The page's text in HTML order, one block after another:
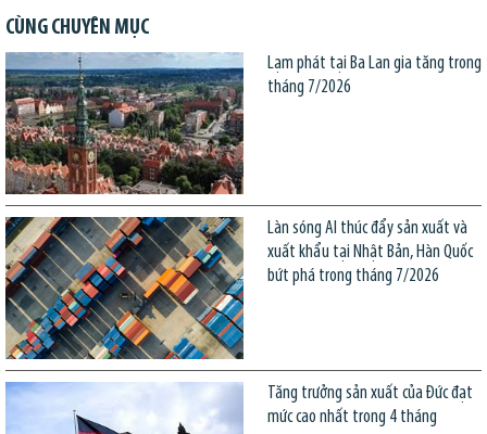
CÙNG CHUYÊN MỤC
Lạm phát tại Ba Lan gia tăng trong
tháng 7/2026
Làn sóng AI thúc đẩy sản xuất và
xuất khẩu tại Nhật Bản, Hàn Quốc
bứt phá trong tháng 7/2026
Tăng trưởng sản xuất của Đức đạt
mức cao nhất trong 4 tháng